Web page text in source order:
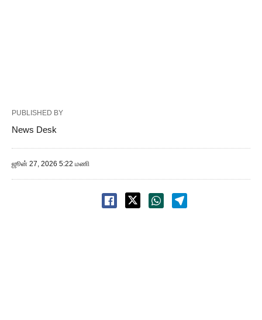
PUBLISHED BY
News Desk
ஜூன் 27, 2026 5:22 மணி